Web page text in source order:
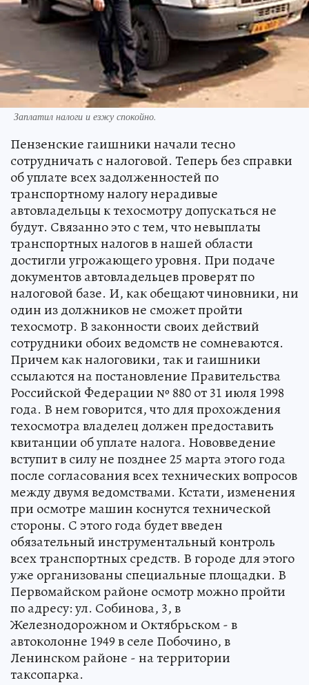
Заплатил налоги и езжу спокойно.
Пензенские гаишники начали тесно
сотрудничать с налоговой. Теперь без справки
об уплате всех задолженностей по
транспортному налогу нерадивые
автовладельцы к техосмотру допускаться не
будут. Связанно это с тем, что невыплаты
транспортных налогов в нашей области
достигли угрожающего уровня. При подаче
документов автовладельцев проверят по
налоговой базе. И, как обещают чиновники, ни
один из должников не сможет пройти
техосмотр. В законности своих действий
сотрудники обоих ведомств не сомневаются.
Причем как налоговики, так и гаишники
ссылаются на постановление Правительства
Российской Федерации № 880 от 31 июля 1998
года. В нем говорится, что для прохождения
техосмотра владелец должен предоставить
квитанции об уплате налога. Нововведение
вступит в силу не позднее 25 марта этого года
после согласования всех технических вопросов
между двумя ведомствами. Кстати, изменения
при осмотре машин коснутся технической
стороны. С этого года будет введен
обязательный инструментальный контроль
всех транспортных средств. В городе для этого
уже организованы специальные площадки. В
Первомайском районе осмотр можно пройти
по адресу: ул. Собинова, 3, в
Железнодорожном и Октябрьском - в
автоколонне 1949 в селе Побочино, в
Ленинском районе - на территории
таксопарка.